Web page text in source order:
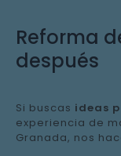
Reforma
después
Si buscas ideas
experiencia de
Granada, nos